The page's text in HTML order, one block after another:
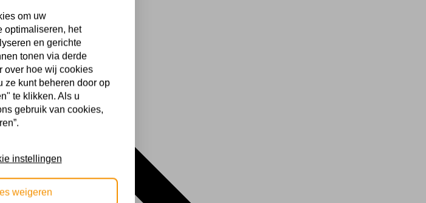
om uw
optimaliseren, het
en gerichte
tonen via derde
over hoe wij cookies
ze kunt beheren door op
te klikken. Als u
gebruik van cookies,
instellingen
weigeren